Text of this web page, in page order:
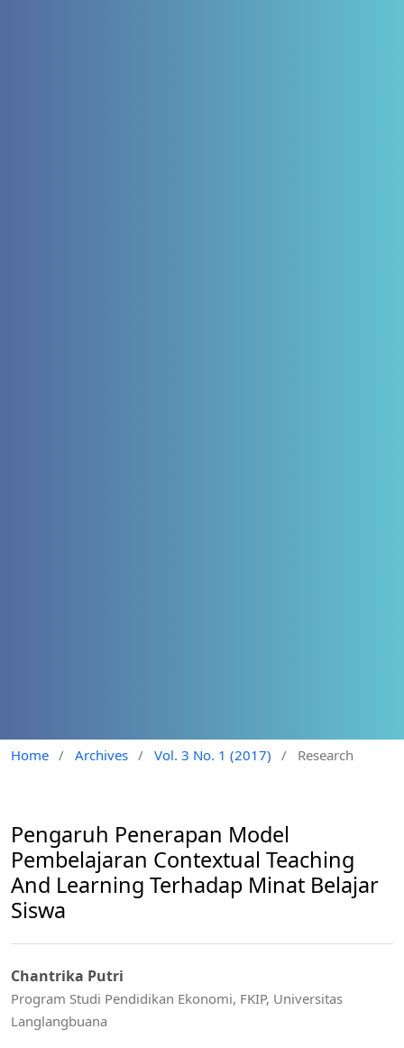
Home / Archives / Vol. 3 No. 1 (2017) / Research
Pengaruh Penerapan Model
Pembelajaran Contextual Teaching
And Learning Terhadap Minat Belajar
Siswa
Chantrika Putri
Program Studi Pendidikan Ekonomi, FKIP, Universitas
Langlangbuana